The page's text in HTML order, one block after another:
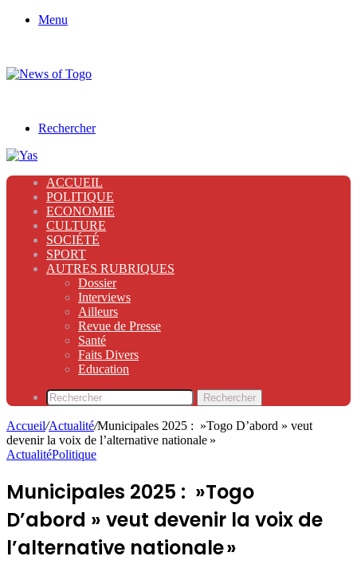
Menu
Rechercher
ACCUEIL
POLITIQUE
ECONOMIE
CULTURE
SOCIÉTÉ
SPORT
AUTRES RUBRIQUES
Dossier
Interviews
Ailleurs
Revue de Presse
Santé
Faits Divers
Education
Rechercher
Accueil/Actualité/Municipales 2025 : »Togo D’abord » veut
devenir la voix de l’alternative nationale »
ActualitéPolitique
Municipales 2025 : »Togo
D’abord » veut devenir la voix de
l’alternative nationale »